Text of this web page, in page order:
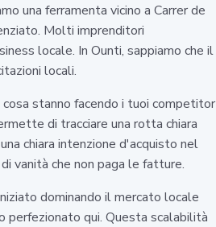
una ferramenta vicino a Carrer de
Molti imprenditori
locale. In Ounti, sappiamo che il
locali.
stanno facendo i tuoi competitor
di tracciare una rotta chiara
chiara intenzione d'acquisto nel
vanità che non paga le fatture.
dominando il mercato locale
perfezionato qui. Questa scalabilità